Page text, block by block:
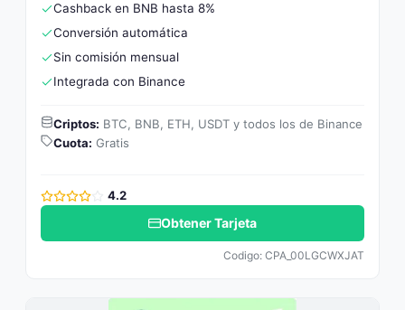
Cashback en BNB hasta 8%
Conversión automática
Sin comisión mensual
Integrada con Binance
Criptos: BTC, BNB, ETH, USDT y todos los de Binance
Cuota: Gratis
4.2
Obtener Tarjeta
Codigo: CPA_00LGCWXJAT